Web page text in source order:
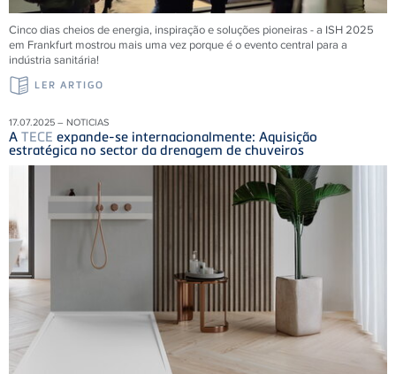
Cinco dias cheios de energia, inspiração e soluções pioneiras - a ISH 2025
em Frankfurt mostrou mais uma vez porque é o evento central para a
indústria sanitária!
LER ARTIGO
17.07.2025 – NOTICIAS
A TECE expande-se internacionalmente: Aquisição
estratégica no sector da drenagem de chuveiros